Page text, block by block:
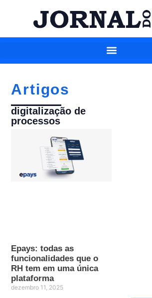
Artigos
digitalização de
processos
Epays: todas as
funcionalidades que o
RH tem em uma única
plataforma
dezembro 11, 2025